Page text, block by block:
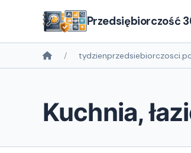
Przedsiębiorczość
Kuchnia,